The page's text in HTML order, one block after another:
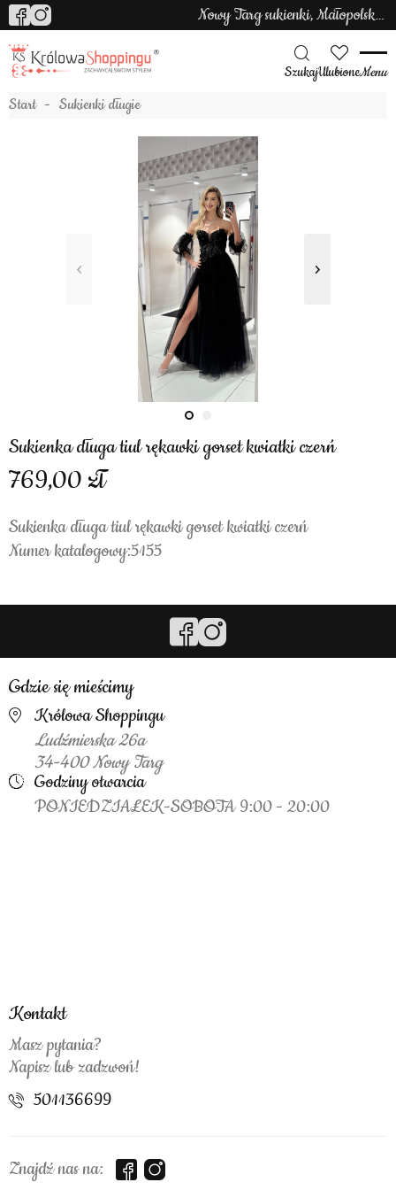
Nowy Targ sukienki, Małopolska sukienki
SzukajUlubioneMenu
Start Sukienki długie
Sukienka długa tiul rękawki gorset kwiatki czerń
769,00
Sukienka długa tiul rękawki gorset kwiatki czerń
Numer katalogowy:5155
Gdzie się mieścimy
Królowa Shoppingu
Ludźmierska 26a
34-400 Nowy Targ
Godziny otwarcia
PONIEDZIAŁEK-SOBOTA 9:00 - 20:00
Kontakt
Masz pytania?
Napisz lub zadzwoń!
501136699
Znajdź nas na: